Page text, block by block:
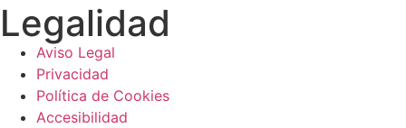
Legalidad
Aviso Legal
Privacidad
Política de Cookies
Accesibilidad